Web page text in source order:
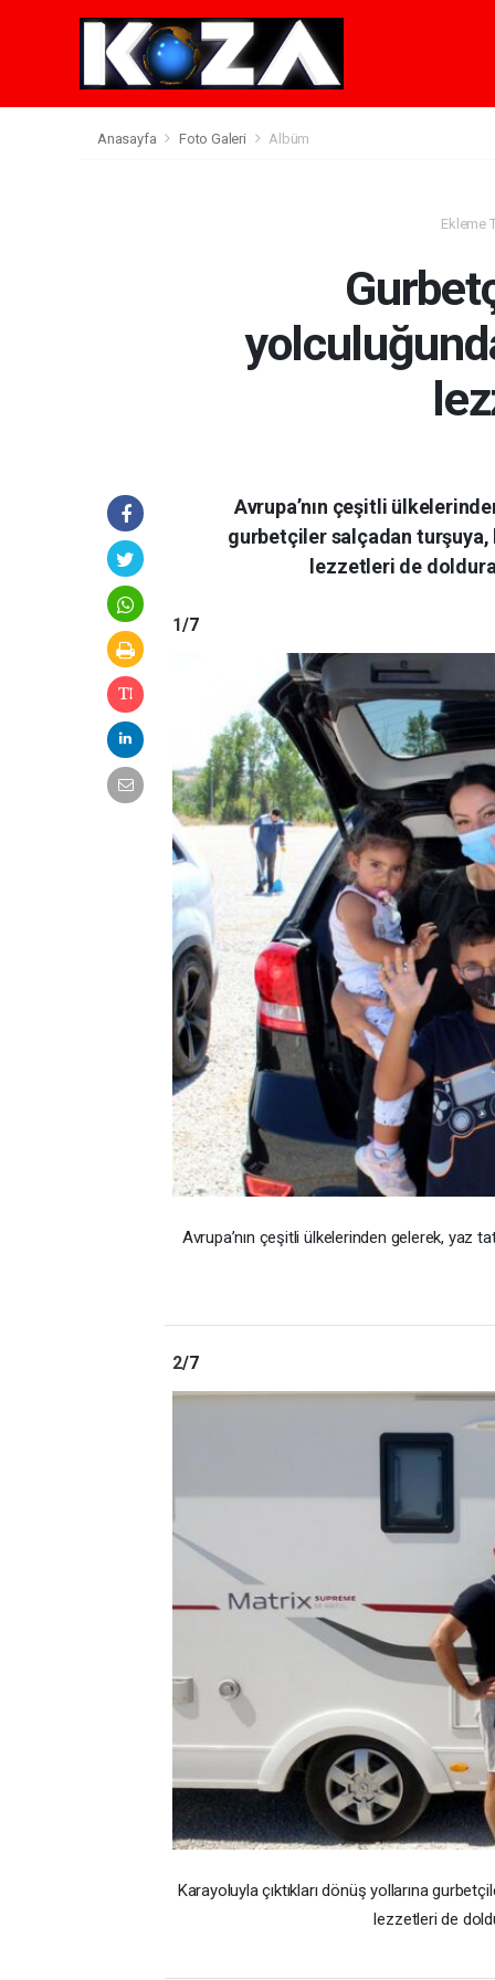
Anasayfa Foto Galeri Albüm
Ekleme
Avrupa’nın çeşitli
gurbetçiler salçadan turşuya,
lezzetleri de
1/7
Avrupa’nın çeşitli ülkelerinden gelerek, yaz
2/7
Karayoluyla çıktıkları dönüş yollarına
lezzetleri de